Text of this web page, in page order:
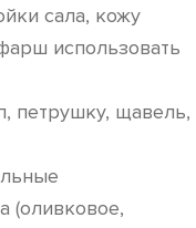
сала, кожу
использовать
петрушку, щавель,
(оливковое,